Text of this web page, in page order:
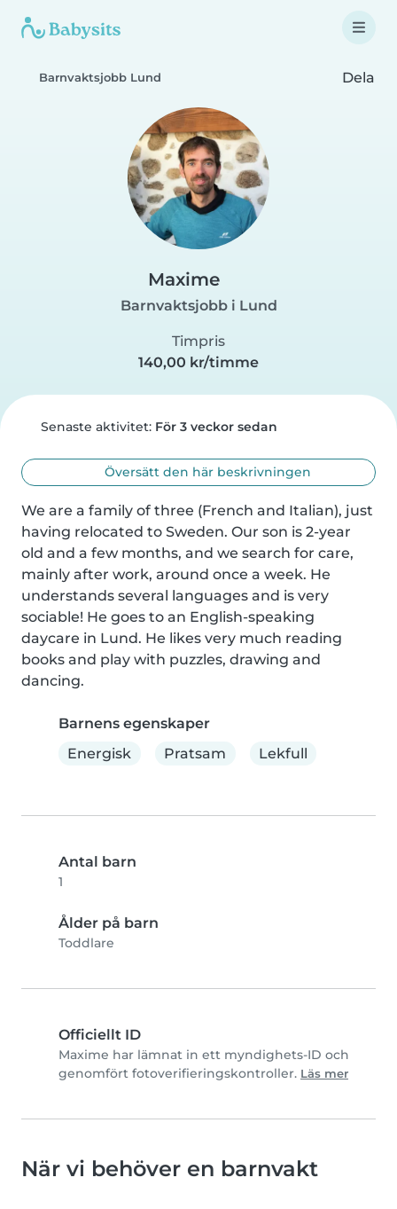
Barnvaktsjobb Lund Dela
Maxime
Barnvaktsjobb i Lund
Timpris
140,00 kr/timme
Senaste aktivitet: För 3 veckor sedan
Översätt den här beskrivningen
We are a family of three (French and Italian), just
having relocated to Sweden. Our son is 2-year
old and a few months, and we search for care,
mainly after work, around once a week. He
understands several languages and is very
sociable! He goes to an English-speaking
daycare in Lund. He likes very much reading
books and play with puzzles, drawing and
dancing.
Barnens egenskaper
Energisk
Pratsam Lekfull
Antal barn
1
Ålder på barn
Toddlare
Officiellt ID
Maxime har lämnat in ett myndighets-ID och
genomfört fotoverifieringskontroller. Läs mer
När vi behöver en barnvakt